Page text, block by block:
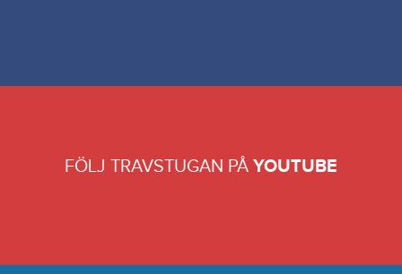
FÖLJ TRAVSTUGAN PÅ YOUTUBE